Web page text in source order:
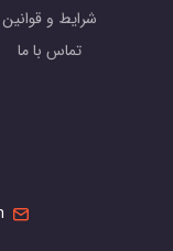
شرایط و قوانین
تماس با ما